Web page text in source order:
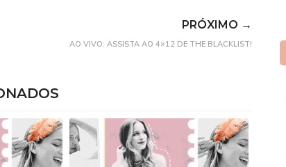
PRÓXIMO →
AO VIVO: ASSISTA AO 4×12 DE THE BLACKLIST!